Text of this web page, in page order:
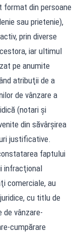
format din persoane
sau prietenie),
prin diverse
iar ultimul
pe anumite
atribuţii de a
de vânzare a
(notari şi
din săvârşirea
justificative.
faptului
infracţional
comerciale, au
cu titlu de
de vânzare-
cumpărare